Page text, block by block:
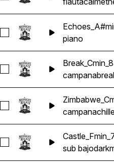
Seleccionar
piano
Seleccionar
campana
Seleccionar
campana
Seleccionar
sub bajodark